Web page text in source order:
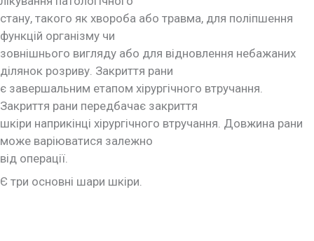
стану, такого як хвороба або травма, для поліпшення
функцій організму чи
зовнішнього вигляду або для відновлення небажаних
ділянок розриву. Закриття рани
є завершальним етапом хірургічного втручання.
Закриття рани передбачає закриття
шкіри наприкінці хірургічного втручання. Довжина рани
може варіюватися залежно
від операції.
Є три основні шари шкіри.